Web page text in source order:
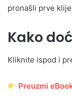
pronašli prve
Kako
Kliknite ispod i
Preuzmi